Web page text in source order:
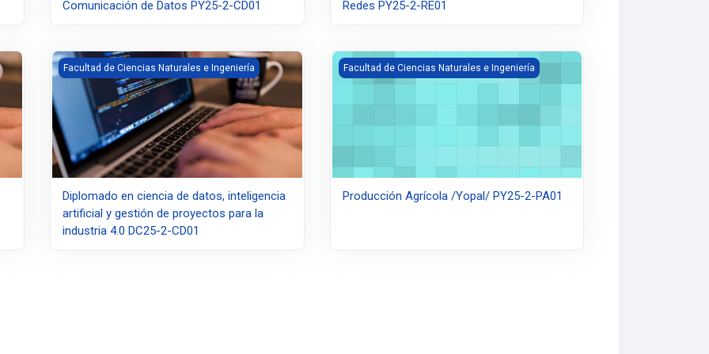
Comunicación de Datos PY25-2-CD01 Redes PY25-2-RE01
Gil Diplomado en ciencia de datos, inteligencia artificial y gestión de proyectos para la industria 4.0 DC25-2-CD01
Facultad de Ciencias Naturales e Ingeniería
Diplomado en ciencia de datos, inteligencia
artificial y gestión de proyectos para la
industria 4.0 DC25-2-CD01
Producción Agrícola /Yopal/ PY25-2-PA01
Facultad de Ciencias Naturales e Ingeniería
Producción Agrícola /Yopal/ PY25-2-PA01